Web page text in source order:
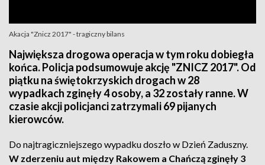
Akacja "Znicz 2017" - tragiczny bilans
Największa drogowa operacja w tym roku dobiegła
końca. Policja podsumowuje akcję "ZNICZ 2017". Od
piątku na świętokrzyskich drogach w 28
wypadkach zginęły 4 osoby, a 32 zostały ranne. W
czasie akcji policjanci zatrzymali 69 pijanych
kierowców.
Do najtragiczniejszego wypadku doszło w Dzień Zaduszny.
W zderzeniu aut między Rakowem a Chańczą zginęły 3